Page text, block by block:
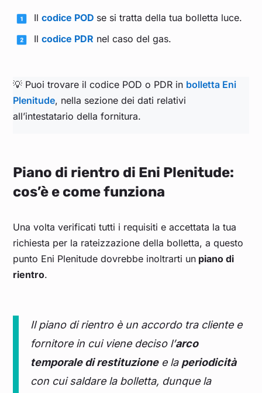
Il codice POD se si tratta della tua bolletta luce.
Il codice PDR nel caso del gas.
💡 Puoi trovare il codice POD o PDR in bolletta Eni
Plenitude, nella sezione dei dati relativi
all’intestatario della fornitura.
Piano di rientro di Eni Plenitude:
cos’è e come funziona
Una volta verificati tutti i requisiti e accettata la tua
richiesta per la rateizzazione della bolletta, a questo
punto Eni Plenitude dovrebbe inoltrarti un piano di
rientro.
Il piano di rientro è un accordo tra cliente e
fornitore in cui viene deciso l’arco
temporale di restituzionee la periodicità
con cui saldare la bolletta, dunque la